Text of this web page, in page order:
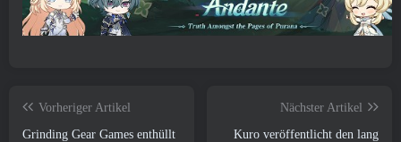
Vorheriger Artikel
Grinding Gear Games enthüllt
Nächster Artikel
Kuro veröffentlicht den lang